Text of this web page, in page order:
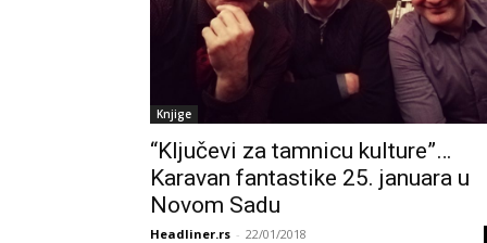
Knjige
“Ključevi za tamnicu kulture”…
Karavan fantastike 25. januara u
Novom Sadu
Headliner.rs - 22/01/2018